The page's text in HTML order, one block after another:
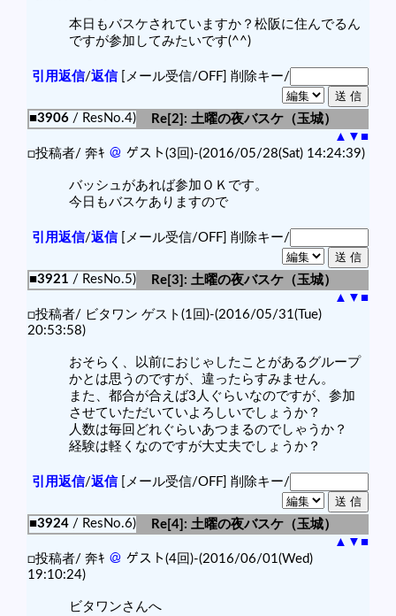
本日もバスケされていますか？松阪に住んでるん
ですが参加してみたいです(^^)
引用返信/返信[メール受信/OFF] 削除キー/
■3906 / ResNo.4)
Re[2]: 土曜の夜バスケ（玉城）
▲ ▼ ■
□投稿者/ 奔ｷ ＠ ゲスト(3回)-(2016/05/28(Sat) 14:24:39)
バッシュがあれば参加ＯＫです。
今日もバスケありますので
引用返信/返信[メール受信/OFF] 削除キー/
■3921 / ResNo.5)
Re[3]: 土曜の夜バスケ（玉城）
▲ ▼ ■
□投稿者/ ビタワン ゲスト(1回)-(2016/05/31(Tue)
20:53:58)
おそらく、以前におじゃしたことがあるグループ
かとは思うのですが、違ったらすみません。
また、都合が合えば3人ぐらいなのですが、参加
させていただいていよろしいでしょうか？
人数は毎回どれぐらいあつまるのでしゃうか？
経験は軽くなのですが大丈夫でしょうか？
引用返信/返信[メール受信/OFF] 削除キー/
■3924 / ResNo.6)
Re[4]: 土曜の夜バスケ（玉城）
▲ ▼ ■
□投稿者/ 奔ｷ ＠ ゲスト(4回)-(2016/06/01(Wed)
19:10:24)
ビタワンさんへ